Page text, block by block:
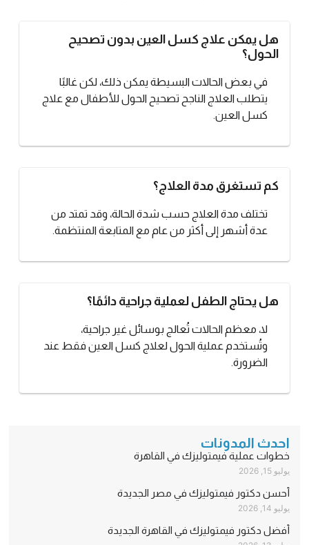
هل يمكن علاج كسل العين بدون تصحيح
الحول؟
في بعض الحالات البسيطة يمكن ذلك، لكن غالبًا
يتطلب العلاج الناجح تصحيح الحول للأطفال مع علاج
كسل العين.
كم تستغرق مدة العلاج؟
تختلف مدة العلاج حسب شدة الحالة، وقد تمتد من
عدة أشهر إلى أكثر من عام مع المتابعة المنتظمة.
هل يحتاج الطفل لعملية جراحية دائمًا؟
لا، معظم الحالات تُعالج بوسائل غير جراحية،
وتُستخدم عملية الحول لعلاج كسل العين فقط عند
الضرورة.
احدث المدونات
خطوات عملية فيمتوليزك في القاهرة
يوليو 15, 2026
أحسن دكتور فيمتوليزك في مصر الجديدة
يوليو 14, 2026
أفضل دكتور فيمتوليزك في القاهرة الجديدة